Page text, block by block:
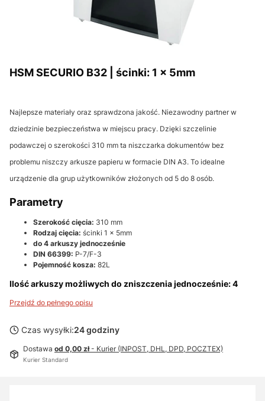
HSM SECURIO B32 | ścinki: 1 x 5mm
Najlepsze materiały oraz sprawdzona jakość. Niezawodny partner w
dziedzinie bezpieczeństwa w miejscu pracy. Dzięki szczelinie
podawczej o szerokości 310 mm ta niszczarka dokumentów bez
problemu niszczy arkusze papieru w formacie DIN A3. To idealne
urządzenie dla grup użytkowników złożonych od 5 do 8 osób.
Parametry
Szerokość cięcia: 310 mm
Rodzaj cięcia: ścinki 1 x 5mm
do 4 arkuszy jednocześnie
DIN 66399: P-7/F-3
Pojemność kosza: 82L
Ilość arkuszy możliwych do zniszczenia jednocześnie: 4
Przejdź do pełnego opisu
Czas wysyłki:24 godziny
Dostawa od 0,00 zł- Kurier (INPOST, DHL, DPD, POCZTEX)
Kurier Standard